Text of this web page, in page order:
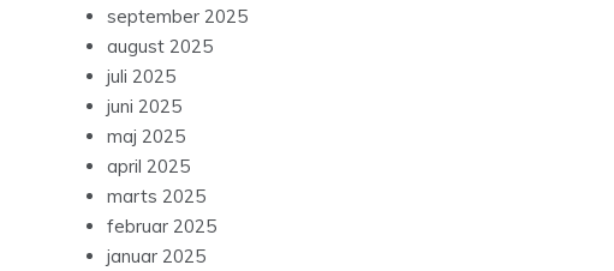
september 2025
august 2025
juli 2025
juni 2025
maj 2025
april 2025
marts 2025
februar 2025
januar 2025